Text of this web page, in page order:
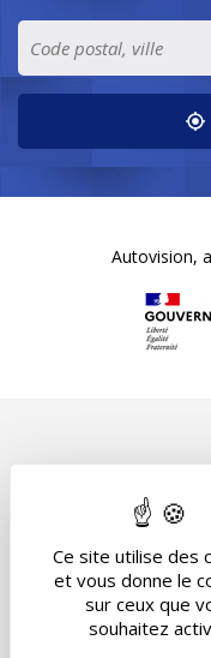
Ce site utilise des
et vous donne le
sur ceux que
souhaitez
Autovision,